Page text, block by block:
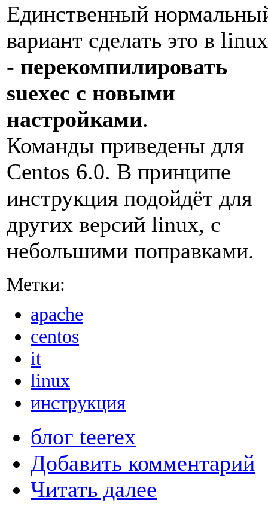
Единственный
вариант сделать это в linux
- перекомпилировать
suexec с новыми
настройками.
Команды приведены для
Centos 6.0. В принципе
инструкция подойдёт для
других версий linux, с
небольшими поправками.
Метки:
apache
centos
it
linux
инструкция
блог teerex
Добавить комментарий
Читать далее